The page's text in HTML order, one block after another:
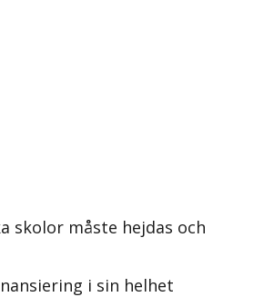
skolor måste hejdas och
i sin helhet